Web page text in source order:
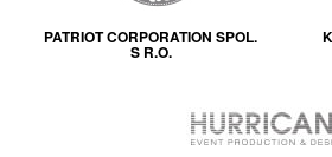
PATRIOT CORPORATION SPOL.
S R.O.